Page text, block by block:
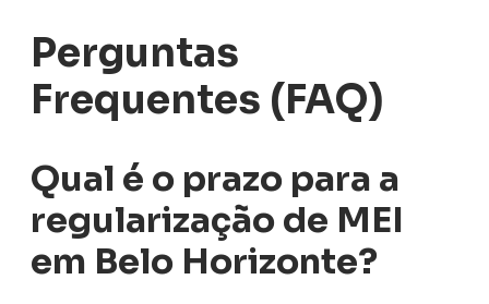
Perguntas
Frequentes (FAQ)
Qual é o prazo para a
regularização de MEI
em Belo Horizonte?